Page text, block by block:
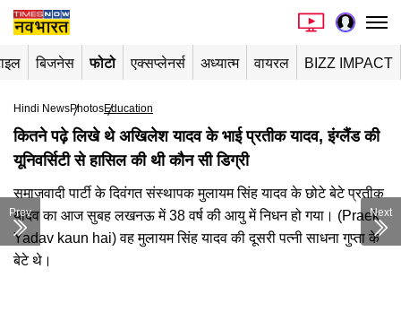
बिजनेस फोटो एक्सप्लेनर्स अध्यात्म वायरल BIZZ IMPACT
Hindi NewsPhotosEducation
​कितने पढ़े लिखे थे अखिलेश यादव के भाई प्रतीक यादव, इंग्लैंड की
यूनिवर्सिटी से हासिल की थी कौन सी डिग्री​
समाजवादी पार्टी के दिवंगत संस्थापक मुलायम सिंह यादव के छोटे बेटे प्रतीक
यादव का आज सुबह लखनऊ में 38 वर्ष की आयु में निधन हो गया। (Praek
Yadav kaun hai) वह मुलायम सिंह यादव की दूसरी पत्नी साधना गुप्ता के
बेटे थे।
Prev Next